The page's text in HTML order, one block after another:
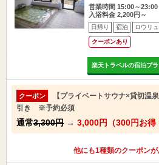
営業時間 15:00～23:00
入浴料金 2,200円～
日帰り 宿泊 ロウリュ
クーポンあり
楽天トラベルの宿泊プ
クーポン
【プライベートサウナ×貸切
引き ※予約必須
通常3,300円 → 3,000円（300円お得
他にも1種類のクーポン